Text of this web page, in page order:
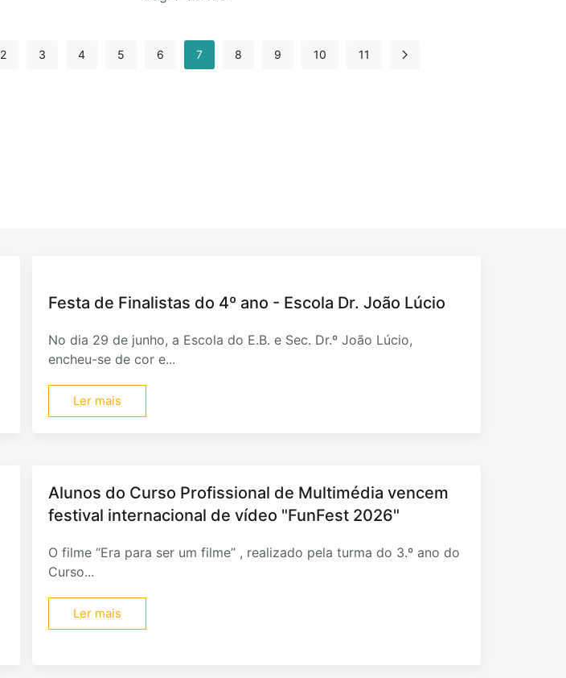
2 3 4 5 6 7 8 9 10 11
Festa de Finalistas do 4º ano - Escola Dr. João Lúcio
No dia 29 de junho, a Escola do E.B. e Sec. Dr.º João Lúcio,
encheu-se de cor e...
Ler mais
Alunos do Curso Profissional de Multimédia vencem
festival internacional de vídeo "FunFest 2026"
O filme “Era para ser um filme” , realizado pela turma do 3.º ano do
Curso...
Ler mais